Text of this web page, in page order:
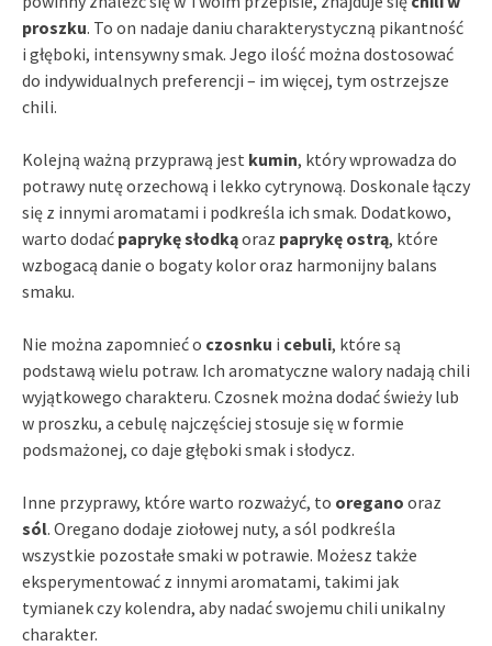
proszku. To on nadaje daniu charakterystyczną pikantność
i głęboki, intensywny smak. Jego ilość można dostosować
do indywidualnych preferencji – im więcej, tym ostrzejsze
chili.
Kolejną ważną przyprawą jest kumin, który wprowadza do
potrawy nutę orzechową i lekko cytrynową. Doskonale łączy
się z innymi aromatami i podkreśla ich smak. Dodatkowo,
warto dodać paprykę słodkąoraz paprykę ostrą, które
wzbogacą danie o bogaty kolor oraz harmonijny balans
smaku.
Nie można zapomnieć o czosnku i cebuli, które są
podstawą wielu potraw. Ich aromatyczne walory nadają chili
wyjątkowego charakteru. Czosnek można dodać świeży lub
w proszku, a cebulę najczęściej stosuje się w formie
podsmażonej, co daje głęboki smak i słodycz.
Inne przyprawy, które warto rozważyć, to oregano oraz
sól. Oregano dodaje ziołowej nuty, a sól podkreśla
wszystkie pozostałe smaki w potrawie. Możesz także
eksperymentować z innymi aromatami, takimi jak
tymianek czy kolendra, aby nadać swojemu chili unikalny
charakter.